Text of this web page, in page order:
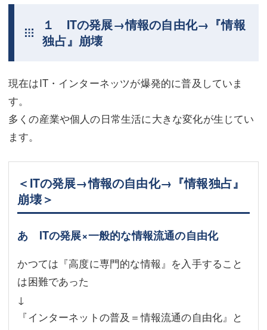
不動産登記
調査・書面作成
マスコミ取材・実績
東京事務所 (新宿・四谷)
埼玉事務所 (さいたま市)
川口事務所（埼玉県川口市）
商業登記
債務整理
マスコミ取材・実績
アクセス
埼玉事務所 (さいたま市)
川口事務所（埼玉県川口市）
お問い合せフォーム
１ ITの発展→情報の自由化→『情報
独占』崩壊
現在はIT・インターネッツが爆発的に普及していま
す。
多くの産業や個人の日常生活に大きな変化が生じてい
ます。
＜ITの発展→情報の自由化→『情報独占』
崩壊＞
あ ITの発展×一般的な情報流通の自由化
かつては『高度に専門的な情報』を入手すること
は困難であった
↓
『インターネットの普及＝情報流通の自由化』と